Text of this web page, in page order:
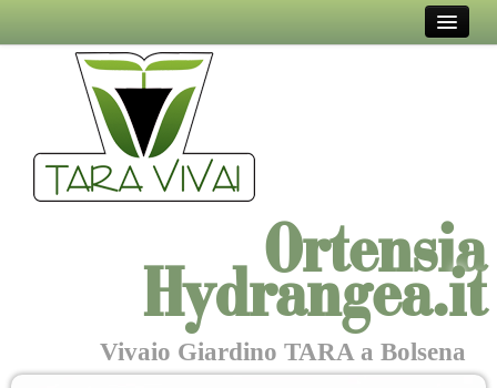
VIVAIO TARA
EVENTI E MOSTRE
IN TAVOLA
COL PENNELLO
DOVE SIAMO
CONTATTI
Ortensia
Hydrangea.it
Vivaio Giardino TARA a Bolsena